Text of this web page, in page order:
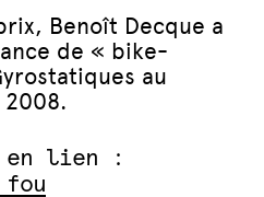
Benoît Decque a
de « bike-
au
2008.
lien :